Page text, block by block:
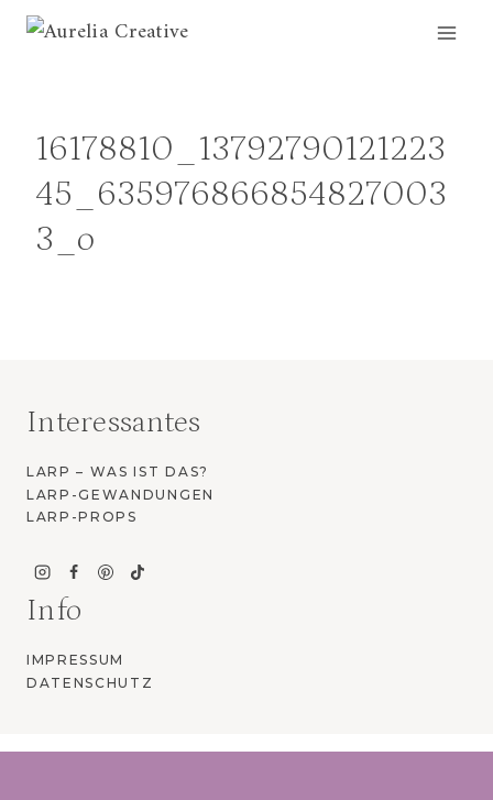
Zum
16178810_13792790121223
45_635976866854827003
3_o
Interessantes
LARP – WAS IST DAS?
LARP-GEWANDUNGEN
LARP-PROPS
Info
IMPRESSUM
DATENSCHUTZ